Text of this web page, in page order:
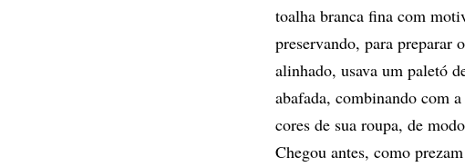
toalha branca fina com
preservando, para preparar
alinhado, usava um paletó
abafada, combinando com
cores de sua roupa, de
Chegou antes, como